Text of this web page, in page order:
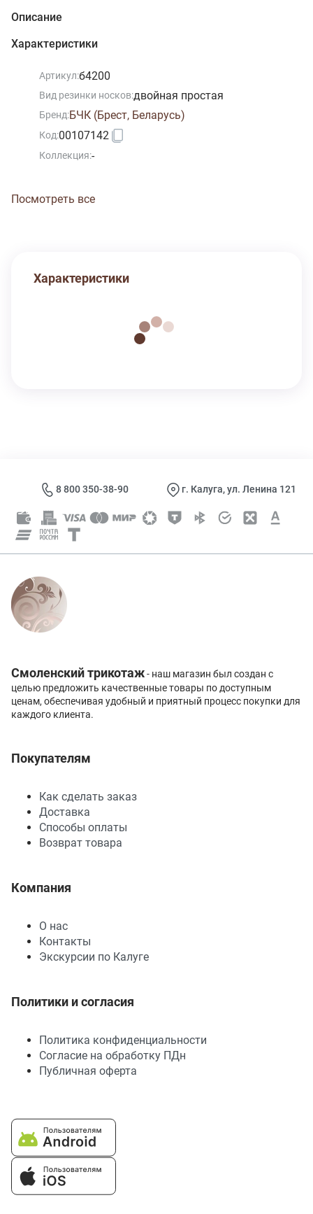
Описание
Характеристики
Артикул:б4200
Вид резинки носков:двойная простая
Бренд:БЧК (Брест, Беларусь)
Код:00107142
Коллекция:-
Посмотреть все
Характеристики
8 800 350-38-90 г. Калуга, ул. Ленина 121
Смоленский трикотаж- наш магазин был создан с
целью предложить качественные товары по доступным
ценам, обеспечивая удобный и приятный процесс покупки для
каждого клиента.
Покупателям
Как сделать заказ
Доставка
Способы оплаты
Возврат товара
Компания
О нас
Контакты
Экскурсии по Калуге
Политики и согласия
Политика конфиденциальности
Согласие на обработку ПДн
Публичная оферта